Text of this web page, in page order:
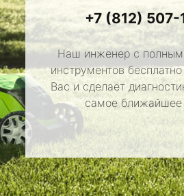
+7 (812)
Наш инженер с полным
инструментов
Вас и сделает
самое ближайшее